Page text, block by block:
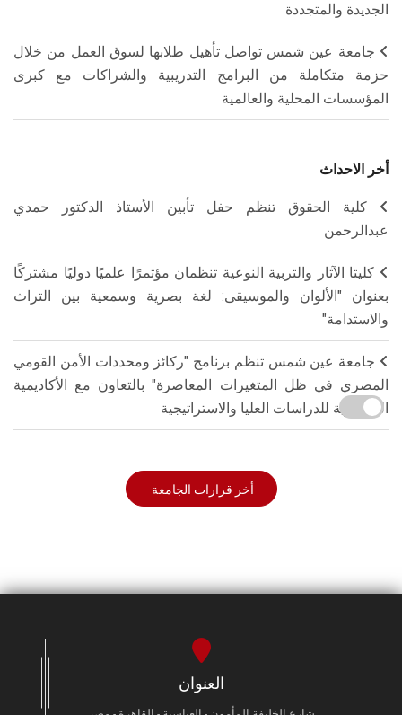
الجديدة والمتجددة
جامعة عين شمس تواصل تأهيل طلابها لسوق العمل من خلال
حزمة متكاملة من البرامج التدريبية والشراكات مع كبرى
المؤسسات المحلية والعالمية
أخر الاحداث
كلية الحقوق تنظم حفل تأبين الأستاذ الدكتور حمدي
عبدالرحمن
كليتا الآثار والتربية النوعية تنظمان مؤتمرًا علميًا دوليًا مشتركًا
بعنوان "الألوان والموسيقى: لغة بصرية وسمعية بين التراث
والاستدامة"
جامعة عين شمس تنظم برنامج "ركائز ومحددات الأمن القومي
المصري في ظل المتغيرات المعاصرة" بالتعاون مع الأكاديمية
العسكرية للدراسات العليا والاستراتيجية
أخر قرارات الجامعة
العنوان